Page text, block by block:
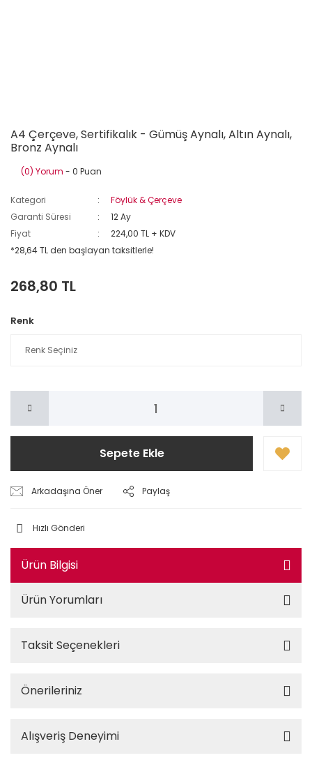
A4 Çerçeve, Sertifikalık - Gümüş Aynalı, Altın Aynalı,
Bronz Aynalı
(0) Yorum - 0 Puan
Kategori
Föylük & Çerçeve
Garanti Süresi
12 Ay
Fiyat
224,00 TL + KDV
*28,64 TL den başlayan taksitlerle!
268,80 TL
Renk
Sepete Ekle
Arkadaşına Öner Paylaş
Hızlı Gönderi
Ürün Bilgisi
Ürün Yorumları
Taksit Seçenekleri
Önerileriniz
Alışveriş Deneyimi